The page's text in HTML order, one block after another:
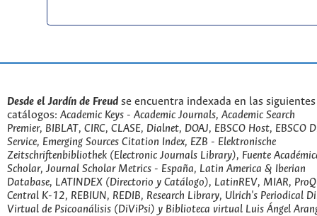
Desde el Jardín de Freud se encuentra indexada en las
catálogos: Academic Keys - Academic Journals, Academic Search
Premier, BIBLAT, CIRC, CLASE, Dialnet, DOAJ, EBSCO Host, EBSCO
Service, Emerging Sources Citation Index, EZB - Elektronische
Zeitschriftenbibliothek (Electronic Journals Library), Fuente
Scholar, Journal Scholar Metrics - España, Latin America & Iberian
Database, LATINDEX (Directorio y Catálogo), LatinREV, MIAR,
Central K-12, REBIUN, REDIB, Research Library, Ulrich's Periodical
Virtual de Psicoanálisis (DiViPsi) y Biblioteca virtual Luis Ángel